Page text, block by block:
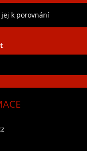
k porovnání